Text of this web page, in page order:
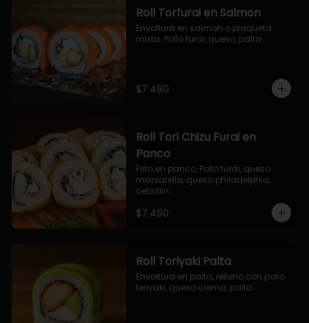
Roll Torfurai en Salmon
Envoltura en salmon o plaqueta
mixta. Pollo furai, queso, palta.
$7.490
Roll Tori Chizu Furai en
Panco
Frito en panco, Pollo furai, queso
mozzarella, queso philadelphia,
cebollin.
$7.490
Roll Toriyaki Palta
Envoltura en palta, relleno con pollo
teriyaki, queso crema, palta.